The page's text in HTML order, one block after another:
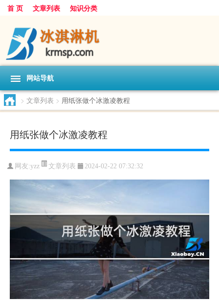
首 页 文章列表 知识分类
网站导航
> 文章列表 > 用纸张做个冰激凌教程
用纸张做个冰激凌教程
网友:yzz 文章列表 2024-02-22 07:32:32